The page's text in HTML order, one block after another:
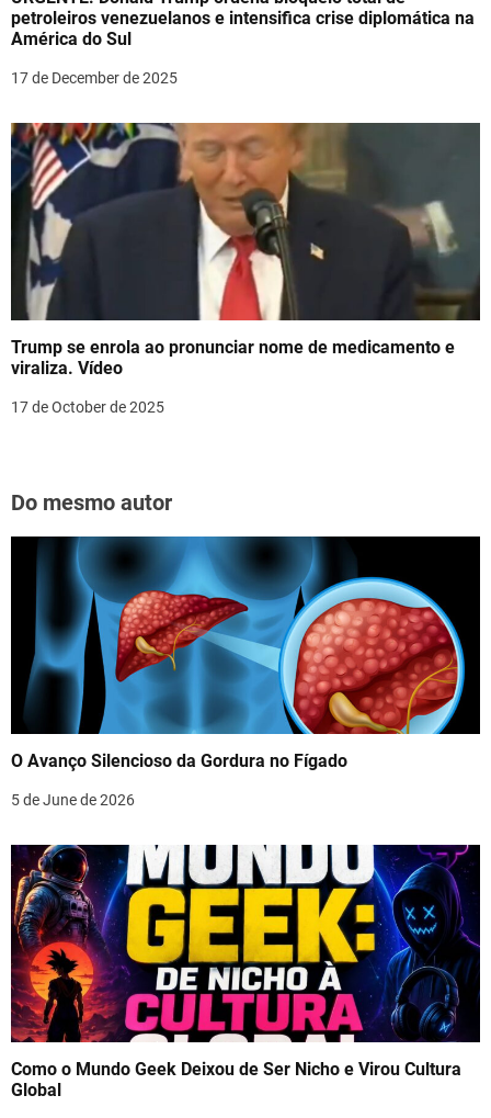
petroleiros venezuelanos e intensifica crise diplomática na
América do Sul
17 de December de 2025
Trump se enrola ao pronunciar nome de medicamento e
viraliza. Vídeo
17 de October de 2025
Do mesmo autor
O Avanço Silencioso da Gordura no Fígado
5 de June de 2026
Como o Mundo Geek Deixou de Ser Nicho e Virou Cultura
Global